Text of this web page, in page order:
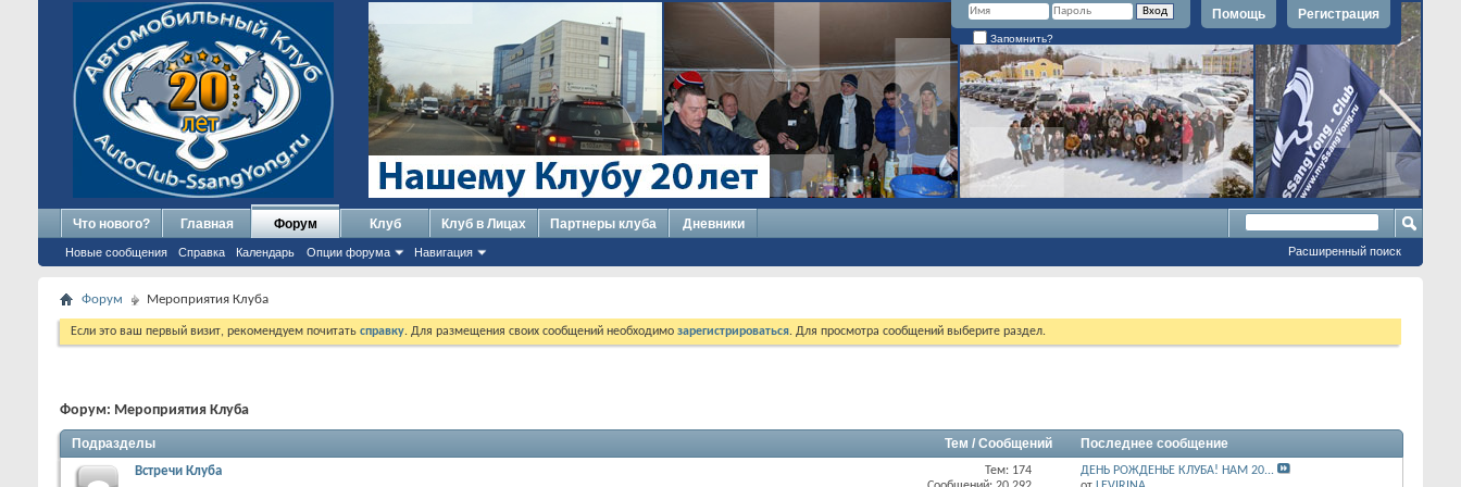
Регистрация
Помощь
Запомнить?
Что нового? Главная Форум
Новые сообщения Справка Календарь Опции форума Навигация
Клуб Клуб в Лицах Партнеры клуба Дневники
Расширенный поиск
Форум Мероприятия Клуба
Если это ваш первый визит, рекомендуем почитать справку. Для размещения своих сообщений необходимо зарегистрироваться. Для просмотра сообщений выберите раздел.
Форум: Мероприятия Клуба
Подразделы Тем / Сообщений Последнее сообщение
Встречи Клуба
Тем: 174
ДЕНЬ РОЖДЕНЬЕ КЛУБА! НАМ 20...